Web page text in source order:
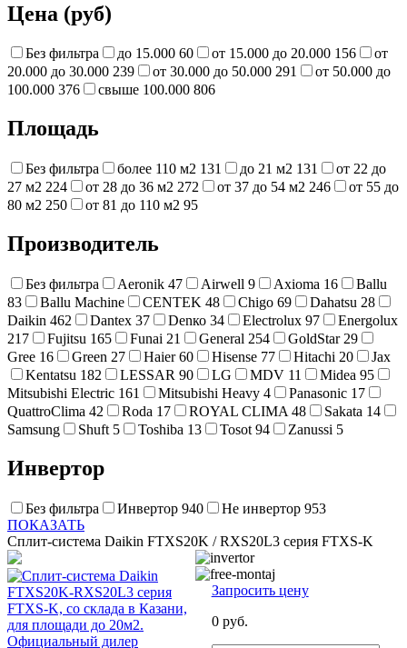
Цена (руб)
Без фильтра до 15.000 60 от 15.000 до 20.000 156
от
20.000 до 30.000 239 от 30.000 до 50.000 291
от 50.000 до
100.000 376 свыше 100.000 806
Площадь
Без фильтра более 110 м2 131 до 21 м2 131
от 22 до
27 м2 224 от 28 до 36 м2 272 от 37 до 54 м2 246
от 55 до
80 м2 250 от 81 до 110 м2 95
Производитель
Без фильтра Aeronik 47 Airwell 9 Axioma 16
Ballu
83
Ballu Machine CENTEK 48 Chigo 69 Dahatsu 28
Daikin 462 Dantex 37 Denко 34 Electrolux 97
Energolux
217
Fujitsu 165 Funai 21 General 254 GoldStar 29
Gree 16 Green 27 Haier 60 Hisense 77 Hitachi 20
Jax
Kentatsu 182 LESSAR 90 LG MDV 11 Midea 95
Mitsubishi Electric 161 Mitsubishi Heavy 4 Panasonic 17
QuattroClima 42 Roda 17 ROYAL CLIMA 48 Sakata 14
Samsung
Shuft 5 Toshiba 13 Tosot 94 Zanussi 5
Инвертор
Без фильтра Инвертор 940 Не инвертор 953
ПОКАЗАТЬ
Сплит-система Daikin FTXS20K / RXS20L3 серия FTXS-K
Запросить цену
0 руб.